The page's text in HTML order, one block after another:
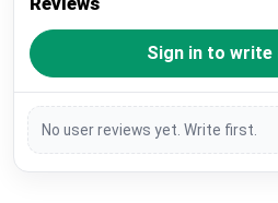
Sign in to write
No user reviews yet. Write first.